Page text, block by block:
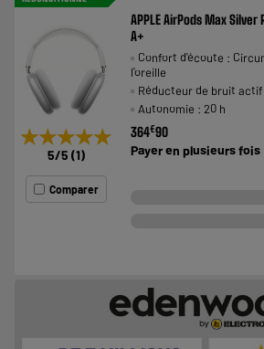
★★★★★
★★★★★
5/5 (1)
Comparer
APPLE AirPods Max
A+
Confort d'écoute :
l'oreille
Réducteur de bruit actif
Autonomie : 20 h
364€90
Payer enplusieurs fois